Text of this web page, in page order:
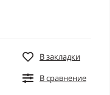
В закладки
В сравнение